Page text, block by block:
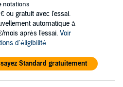
notations
ou gratuit avec l'essai.
automatique à
mois après l'essai. Voir
d'éligibilité
Standard gratuitement